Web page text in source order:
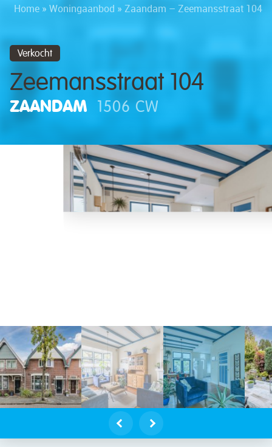
Home » Woningaanbod » Zaandam – Zeemansstraat 104
Verkocht
Zeemansstraat 104
ZAANDAM 1506 CW
104 – Foto 2